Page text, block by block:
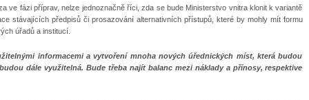
ve fázi příprav, nelze jednoznačně říci, zda se bude Ministerstvo vnitra klonit k variantě
stávajících předpisů či prosazování alternativních přístupů, které by mohly mít formu
úřadů a institucí.
informacemi a vytvoření mnoha nových úřednických míst, která budou
dále využitelná. Bude třeba najít balanc mezi náklady a přínosy, respektive